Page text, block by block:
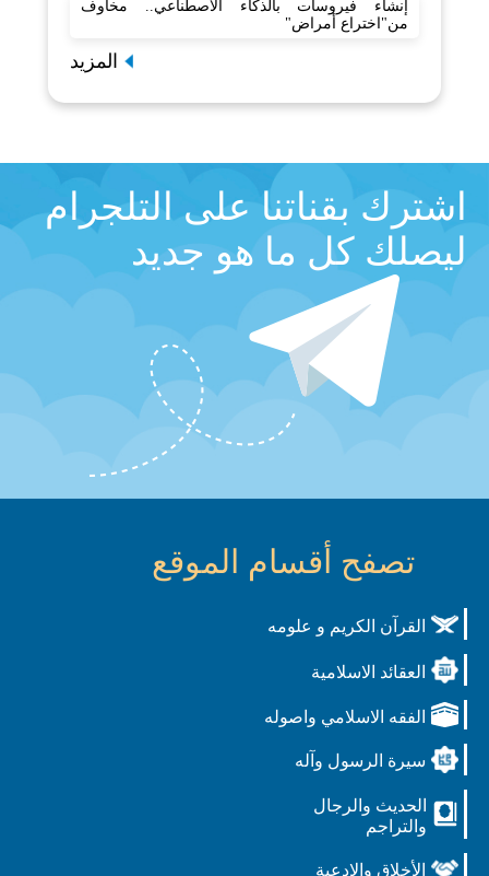
إنشاء فيروسات بالذكاء الاصطناعي.. مخاوف
من"اختراع أمراض"
المزيد
اشترك بقناتنا على التلجرام
ليصلك كل ما هو جديد
تصفح أقسام الموقع
القرآن الكريم و علومه
العقائد الاسلامية
الفقه الاسلامي واصوله
سيرة الرسول وآله
الحديث والرجال
والتراجم
الأخلاق والادعية